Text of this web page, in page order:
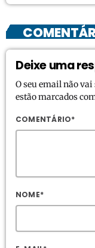
Deixe uma
O seu email não
estão marcados
COMENTÁRIO*
NOME*